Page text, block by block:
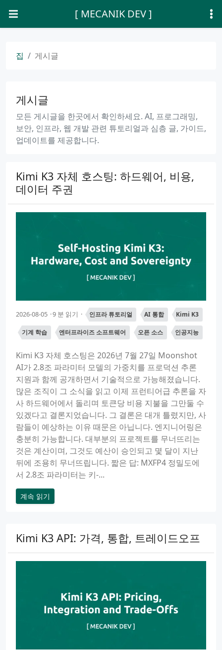
[ MECANIK DEV ]
집 게시글
게시글
모든 게시글을 한곳에서 확인하세요. AI, 프로그래밍,
보안, 인프라, 웹 개발 관련 튜토리얼과 심층 글, 가이드,
업데이트를 제공합니다.
Kimi K3 자체 호스팅: 하드웨어, 비용,
데이터 주권
2026-08-05 9 분 읽기 인프라 튜토리얼 AI 통합 Kimi K3
기계 학습 엔터프라이즈 소프트웨어 오픈 소스 인공지능
Kimi K3 자체 호스팅은 2026년 7월 27일 Moonshot
AI가 2.8조 파라미터 모델의 가중치를 프로덕션 추론
지원과 함께 공개하면서 기술적으로 가능해졌습니다.
많은 조직이 그 소식을 읽고 이제 프런티어급 추론을 자
사 하드웨어에서 돌리며 토큰당 비용 지불을 그만둘 수
있겠다고 결론지었습니다. 그 결론은 대개 틀렸지만, 사
람들이 예상하는 이유 때문은 아닙니다. 엔지니어링은
충분히 가능합니다. 대부분의 프로젝트를 무너뜨리는
것은 계산이며, 그것도 예산이 승인되고 몇 달이 지난
뒤에 조용히 무너뜨립니다. 짧은 답: MXFP4 정밀도에
서 2.8조 파라미터는 키-...
계속 읽기
Kimi K3 API: 가격, 통합, 트레이드오프